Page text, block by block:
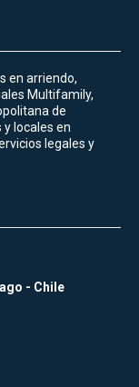
en arriendo,
Multifamily,
de
locales en
legales y
- Chile